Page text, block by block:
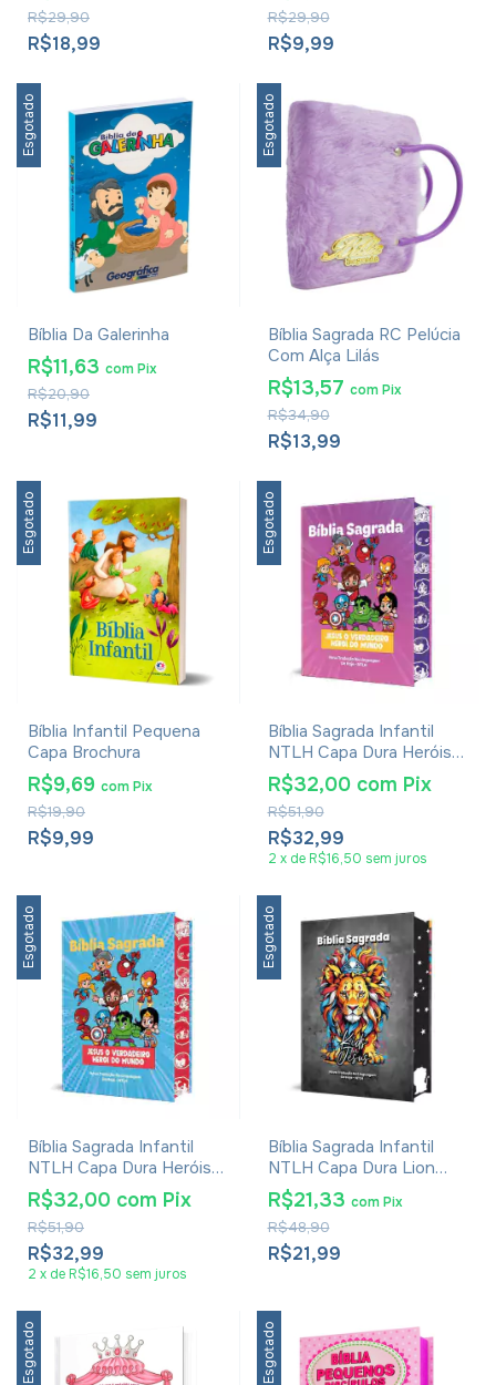
R$18,99
R$29,90
R$9,99
R$29,90
Esgotado
Bíblia Da Galerinha
R$11,99
R$20,90
R$11,63 comPix
Esgotado
Bíblia Sagrada RC Pelúcia
Com Alça Lilás
R$13,99
R$34,90
R$13,57 com Pix
Esgotado
Bíblia Infantil Pequena
Capa Brochura
R$9,99
R$19,90
R$9,69 comPix
Esgotado
Bíblia Sagrada Infantil
NTLH Capa Dura Heróis
Menina
R$32,99
R$51,90
R$32,00 com Pix
2 x de R$16,50 sem juros
Esgotado
Bíblia Sagrada Infantil
NTLH Capa Dura Heróis
Menino
R$32,99
R$51,90
R$32,00 com Pix
2 x de R$16,50 sem juros
Esgotado
Bíblia Sagrada Infantil
NTLH Capa Dura Lion
Kids
R$21,99
R$48,90
R$21,33 com Pix
Esgotado Esgotado